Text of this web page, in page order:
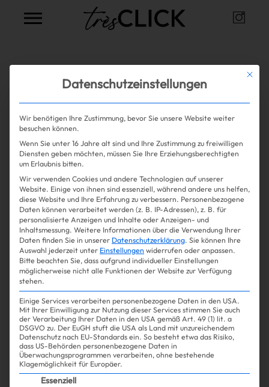
Shopping
Gossip
Experience
Win Win
Alle Artikel zum Themacurve
tong soft curls
Sorry, leider keine Einträge gefunden.
Mit
Datenschutzeinstellungen
Wir benötigen Ihre Zustimmung, bevor Sie unsere Website weiter
besuchen können.
Wenn Sie unter 16 Jahre alt sind und Ihre Zustimmung zu freiwilligen
Diensten geben möchten, müssen Sie Ihre Erziehungsberechtigten
um Erlaubnis bitten.
Wir verwenden Cookies und andere Technologien auf unserer
Website. Einige von ihnen sind essenziell, während andere uns helfen,
diese Website und Ihre Erfahrung zu verbessern. Personenbezogene
Daten können verarbeitet werden (z. B. IP-Adressen), z. B. für
personalisierte Anzeigen und Inhalte oder Anzeigen- und
Inhaltsmessung. Weitere Informationen über die Verwendung Ihrer
Daten finden Sie in unserer Datenschutzerklärung. Sie können Ihre
Auswahl jederzeit unter Einstellungen widerrufen oder anpassen.
Bitte beachten Sie, dass aufgrund individueller Einstellungen
möglicherweise nicht alle Funktionen der Website zur Verfügung
stehen.
Einige Services verarbeiten personenbezogene Daten in den USA.
Mit Ihrer Einwilligung zur Nutzung dieser Services stimmen Sie auch
der Verarbeitung Ihrer Daten in den USA gemäß Art. 49 (1) lit. a
DSGVO zu. Der EuGH stuft die USA als Land mit unzureichendem
Datenschutz nach EU-Standards ein. So besteht etwa das Risiko,
dass US-Behörden personenbezogene Daten in
Überwachungsprogrammen verarbeiten, ohne bestehende
Klagemöglichkeit für Europäer.
Es folgt eine Liste der Service-Gruppen, für die
Essenziell